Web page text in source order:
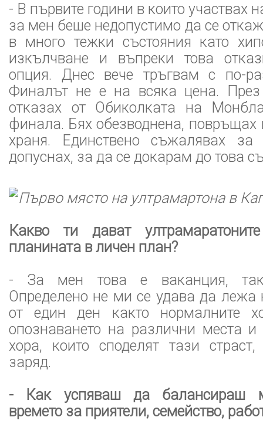
- В първите години в които участвах
за мен беше недопустимо да се
в много тежки състояния като
изкълчване и въпреки това
опция. Днес вече тръгвам с по-
Финалът не е на всяка цена.
отказах от Обиколката на
финала. Бях обезводнена,
храня. Единствено съжалявах за
допуснах, за да се докарам до това
Първо място на ултрамартона в
Какво ти дават
планината в личен план?
- За мен това е ваканция,
Определено не ми се удава да лежа
от един ден както нормалните
опознаването на различни места и
хора, които споделят тази
заряд.
- Как успяваш да балансираш
времето за приятели, семейство,